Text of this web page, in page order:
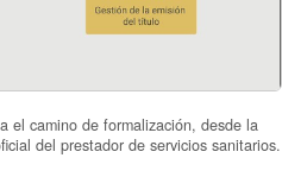
el camino de formalización, desde la
del prestador de servicios sanitarios.